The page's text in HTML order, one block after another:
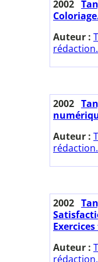
2002
Auteur :
2002
Auteur :
2002
Auteur :